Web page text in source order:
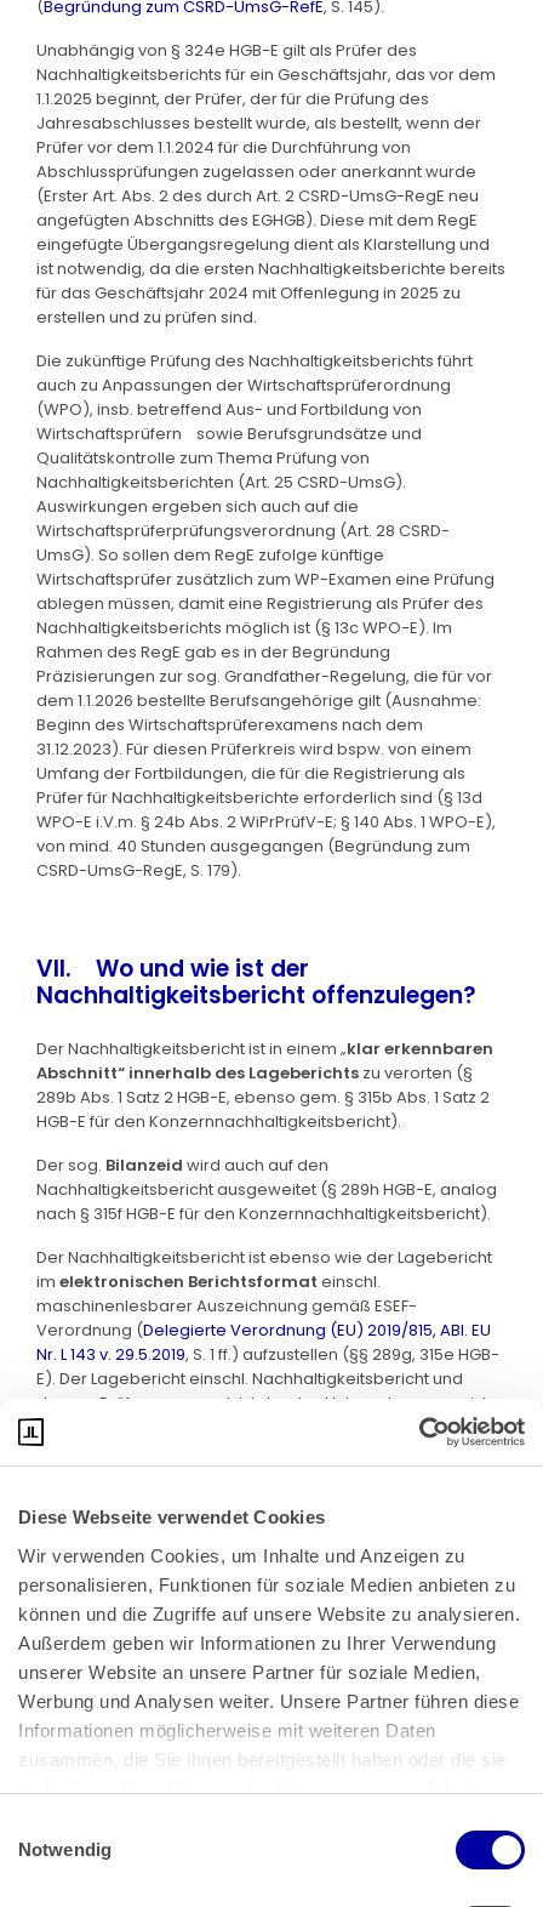
Diese Webseite verwendet Cookies
Wir verwenden Cookies, um Inhalte und Anzeigen zu
personalisieren, Funktionen für soziale Medien anbieten zu
können und die Zugriffe auf unsere Website zu analysieren.
Außerdem geben wir Informationen zu Ihrer Verwendung
unserer Website an unsere Partner für soziale Medien,
Werbung und Analysen weiter. Unsere Partner führen diese
Informationen möglicherweise mit weiteren Daten
zusammen, die Sie ihnen bereitgestellt haben oder die sie
im Rahmen Ihrer Nutzung der Dienste gesammelt haben.
Impressum
Notwendig
(Begründung zum CSRD-UmsG-RefE, S. 145).
Unabhängig von § 324e HGB-E gilt als Prüfer des
Nachhaltigkeitsberichts für ein Geschäftsjahr, das vor dem
1.1.2025 beginnt, der Prüfer, der für die Prüfung des
Jahresabschlusses bestellt wurde, als bestellt, wenn der
Prüfer vor dem 1.1.2024 für die Durchführung von
Abschlussprüfungen zugelassen oder anerkannt wurde
(Erster Art. Abs. 2 des durch Art. 2 CSRD-UmsG-RegE neu
angefügten Abschnitts des EGHGB). Diese mit dem RegE
eingefügte Übergangsregelung dient als Klarstellung und
ist notwendig, da die ersten Nachhaltigkeitsberichte bereits
für das Geschäftsjahr 2024 mit Offenlegung in 2025 zu
erstellen und zu prüfen sind.
Die zukünftige Prüfung des Nachhaltigkeitsberichts führt
auch zu Anpassungen der Wirtschaftsprüferordnung
(WPO), insb. betreffend Aus- und Fortbildung von
Wirtschaftsprüfern sowie Berufsgrundsätze und
Qualitätskontrolle zum Thema Prüfung von
Nachhaltigkeitsberichten (Art. 25 CSRD-UmsG).
Auswirkungen ergeben sich auch auf die
Wirtschaftsprüferprüfungsverordnung (Art. 28 CSRD-
UmsG). So sollen dem RegE zufolge künftige
Wirtschaftsprüfer zusätzlich zum WP-Examen eine Prüfung
ablegen müssen, damit eine Registrierung als Prüfer des
Nachhaltigkeitsberichts möglich ist (§ 13c WPO-E). Im
Rahmen des RegE gab es in der Begründung
Präzisierungen zur sog. Grandfather-Regelung, die für vor
dem 1.1.2026 bestellte Berufsangehörige gilt (Ausnahme:
Beginn des Wirtschaftsprüferexamens nach dem
31.12.2023). Für diesen Prüferkreis wird bspw. von einem
Umfang der Fortbildungen, die für die Registrierung als
Prüfer für Nachhaltigkeitsberichte erforderlich sind (§ 13d
WPO-E i.V.m. § 24b Abs. 2 WiPrPrüfV-E; § 140 Abs. 1 WPO-E),
von mind. 40 Stunden ausgegangen (Begründung zum
CSRD-UmsG-RegE, S. 179).
VII. Wo und wie ist der
Nachhaltigkeitsbericht offenzulegen?
Der Nachhaltigkeitsbericht ist in einem „klar erkennbaren
Abschnitt“ innerhalb des Lageberichts zu verorten (§
289b Abs. 1 Satz 2 HGB-E, ebenso gem. § 315b Abs. 1 Satz 2
HGB-E für den Konzernnachhaltigkeitsbericht).
Der sog. Bilanzeid wird auch auf den
Nachhaltigkeitsbericht ausgeweitet (§ 289h HGB-E, analog
nach § 315f HGB-E für den Konzernnachhaltigkeitsbericht).
Der Nachhaltigkeitsbericht ist ebenso wie der Lagebericht
im elektronischen Berichtsformat einschl.
maschinenlesbarer Auszeichnung gemäß ESEF-
Verordnung (Delegierte Verordnung (EU) 2019/815, ABl. EU
Nr. L 143 v. 29.5.2019, S. 1 ff.) aufzustellen (§§ 289g, 315e HGB-
E). Der Lagebericht einschl. Nachhaltigkeitsbericht und
dessen Prüfungsvermerk ist der das Unternehmensregister
führenden Stelle in elektronischer Form zwecks
Offenlegung zu übermitteln (§ 325 Abs. 1 HGB-E; analog
Unternehmen in Drittstaaten (§§ 328a, 328b HGB-E). Nach
dem RegE sind diese neuen Formatanforderungen jedoch
erst für Geschäftsjahre, die ab dem 1.1.2026 beginnen,
anzuwenden, d.h. Offenlegung in 2027 (Erster Art. Abs. 7 des
durch Art. 2 CSRD-UmsG-RegE neu angefügten Abschnitts
des EGHGB).
VIII. Vermeidung doppelter
Berichtspflichten zur Lieferkette
Unternehmen von den Angaben zu
nichtfinanziellen
nach § 289 Abs. 3 Satz 1 HGB befreit,